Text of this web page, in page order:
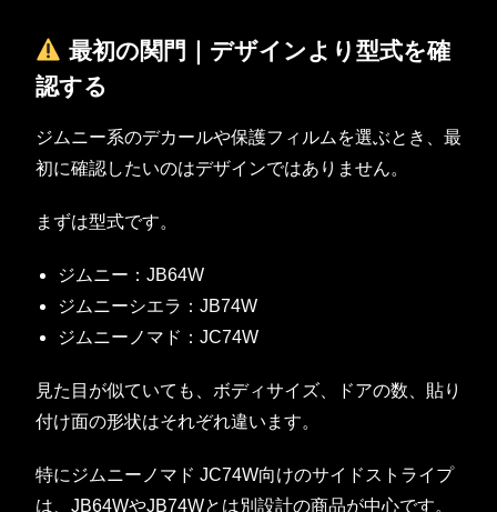
最初の関門｜デザインより型式を確
認する
ジムニー系のデカールや保護フィルムを選ぶとき、最
初に確認したいのはデザインではありません。
まずは型式です。
ジムニー：JB64W
ジムニーシエラ：JB74W
ジムニーノマド：JC74W
見た目が似ていても、ボディサイズ、ドアの数、貼り
付け面の形状はそれぞれ違います。
特にジムニーノマド JC74W向けのサイドストライプ
は、JB64WやJB74Wとは別設計の商品が中心です。